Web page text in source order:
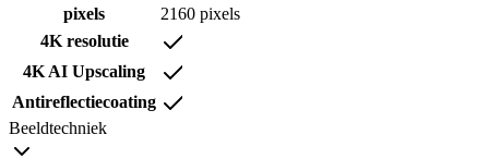
pixels
2160 pixels
4K resolutie
4K AI Upscaling
Antireflectiecoating
Beeldtechniek